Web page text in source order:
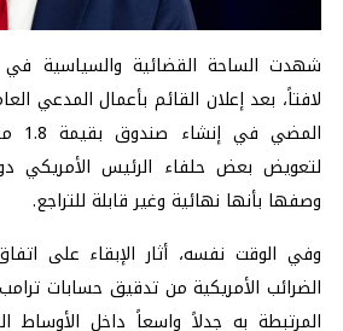
شهدت الساحة القضائية والسياسية في
لافتاً، بعد إعلان القائم بأعمال المدعي
لتعويض بعض حلفاء الرئيس الأمريكي
وصفها بأنها نهائية وغير قابلة للتراجع.
وفي الوقت نفسه، أثار الإبقاء على
الضرائب الأمريكية من تدقيق حسابات ترامب
المرتبطة به جدلاً واسعاً داخل الأوساط